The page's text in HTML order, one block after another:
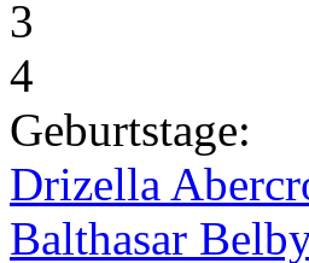
3
4
Geburtstage:
Drizella
Balthasar